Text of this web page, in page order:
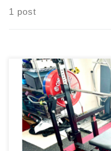
1 post
町田のBIG3パワーリフテ
（おおいしちからじゅ